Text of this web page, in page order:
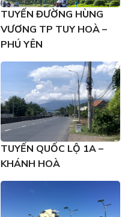
TUYẾN ĐƯỜNG HÙNG
VƯƠNG TP TUY HOÀ –
PHÚ YÊN
TUYẾN QUỐC LỘ 1A –
KHÁNH HOÀ